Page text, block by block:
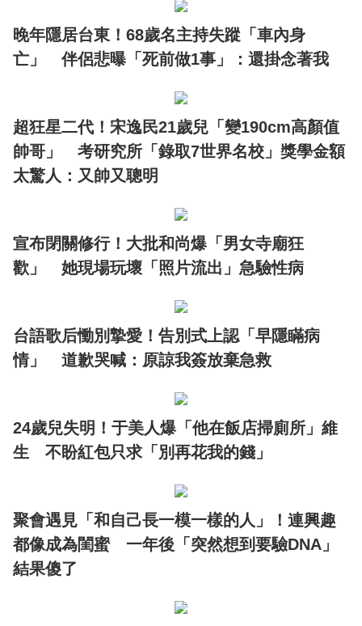
晚年隱居台東！68歲名主持失蹤「車內身
亡」 伴侶悲曝「死前做1事」：還掛念著我
超狂星二代！宋逸民21歲兒「變190cm高顏值
帥哥」 考研究所「錄取7世界名校」獎學金額
太驚人：又帥又聰明
宣布閉關修行！大批和尚爆「男女寺廟狂
歡」 她現場玩壞「照片流出」急驗性病
台語歌后慟別摯愛！告別式上認「早隱瞞病
情」 道歉哭喊：原諒我簽放棄急救
24歲兒失明！于美人爆「他在飯店掃廁所」維
生 不盼紅包只求「別再花我的錢」
聚會遇見「和自己長一模一樣的人」！連興趣
都像成為閨蜜 一年後「突然想到要驗DNA」
結果傻了